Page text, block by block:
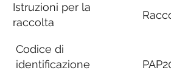
Istruzioni per la
raccolta
Codice di
identificazione